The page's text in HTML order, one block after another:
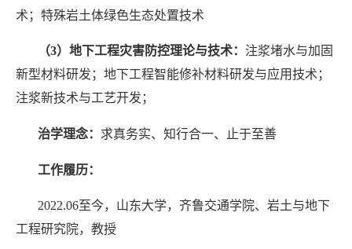
术；特殊岩土体绿色生态处置技术
（3）地下工程灾害防控理论与技术： 注浆堵水与加固
新型材料研发；地下工程智能修补材料研发与应用技术；
注浆新技术与工艺开发；
治学理念： 求真务实、知行合一、止于至善
工作履历：
2022.06至今，山东大学，齐鲁交通学院、岩土与地下
工程研究院，教授